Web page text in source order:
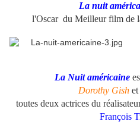
La nuit
l'Oscar du Meilleur film de
La Nuit américaine
Dorothy Gish et
toutes deux actrices du
François